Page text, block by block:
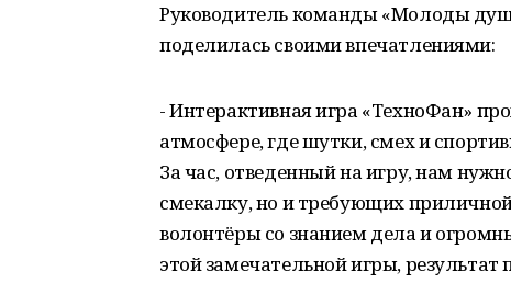
Руководитель команды «Молоды
поделилась своими впечатлениями:
- Интерактивная игра «ТехноФан»
атмосфере, где шутки, смех и
За час, отведенный на игру, нам
смекалку, но и требующих
волонтёры со знанием дела и
этой замечательной игры,